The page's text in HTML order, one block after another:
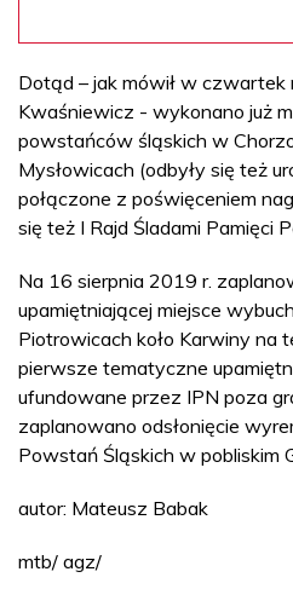
Dotąd – jak mówił w czwartek
Kwaśniewicz - wykonano już
powstańców śląskich w
Mysłowicach (odbyły się też
połączone z poświęceniem
się też I Rajd Śladami Pamięci
Na 16 sierpnia 2019 r.
upamiętniającej miejsce
Piotrowicach koło Karwiny na
pierwsze tematyczne
ufundowane przez IPN poza
zaplanowano odsłonięcie
Powstań Śląskich w pobliskim
autor: Mateusz Babak
mtb/ agz/